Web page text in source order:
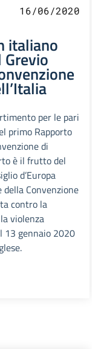
16/06/2020
italiano
per le pari
primo Rapporto
di
è il frutto del
d’Europa
Convenzione
contro la
violenza
13 gennaio 2020